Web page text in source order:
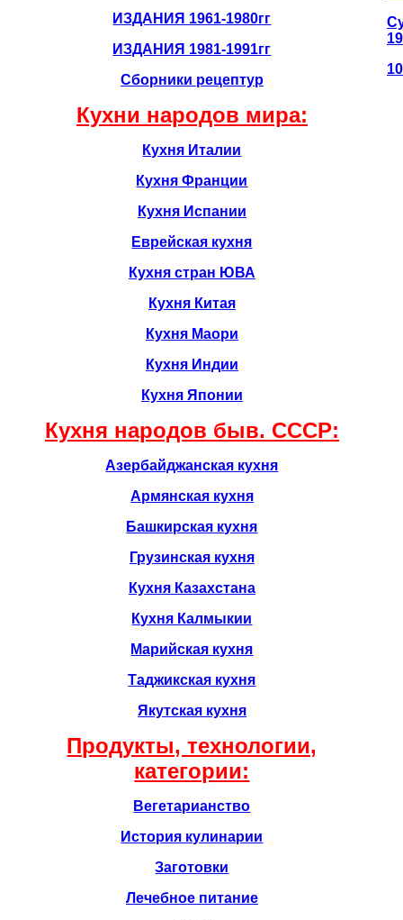
ИЗДАНИЯ 1961-1980гг
ИЗДАНИЯ 1981-1991гг
Сборники рецептур
Кухни народов мира:
Кухня Италии
Кухня Франции
Кухня Испании
Еврейская кухня
Кухня стран ЮВА
Кухня Китая
Кухня Маори
Кухня Индии
Кухня Японии
Кухня народов быв. CCCР:
Азербайджанская кухня
Армянская кухня
Башкирская кухня
Грузинская кухня
Кухня Казахстана
Кухня Калмыкии
Марийская кухня
Таджикская кухня
Якутская кухня
Продукты, технологии,
категории:
Вегетарианство
История кулинарии
Заготовки
Лечебное питание